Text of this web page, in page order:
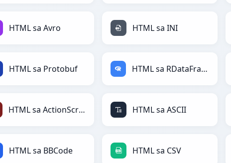
HTML sa Avro HTML sa INI
HTML sa Protobuf HTML sa RDataFrame
HTML sa ActionScript HTML sa ASCII
HTML sa BBCode HTML sa CSV